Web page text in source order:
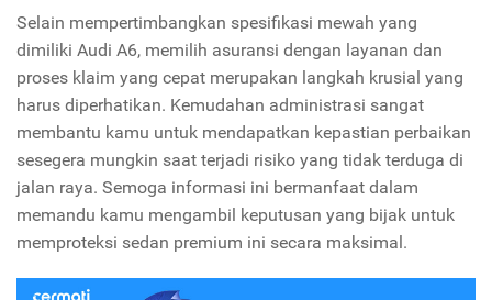
Selain mempertimbangkan spesifikasi mewah yang
dimiliki Audi A6, memilih asuransi dengan layanan dan
proses klaim yang cepat merupakan langkah krusial yang
harus diperhatikan. Kemudahan administrasi sangat
membantu kamu untuk mendapatkan kepastian perbaikan
sesegera mungkin saat terjadi risiko yang tidak terduga di
jalan raya. Semoga informasi ini bermanfaat dalam
memandu kamu mengambil keputusan yang bijak untuk
memproteksi sedan premium ini secara maksimal.